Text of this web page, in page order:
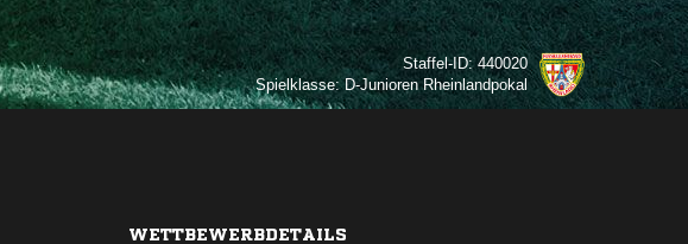
Staffel-ID: 440020
Spielklasse: D-Junioren Rheinlandpokal
WETTBEWERBDETAILS